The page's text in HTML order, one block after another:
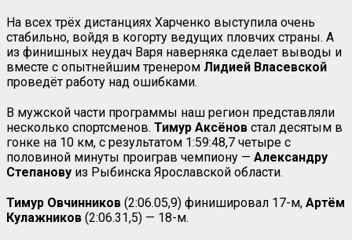
На всех трёх дистанциях Харченко выступила очень
стабильно, войдя в когорту ведущих пловчих страны. А
из финишных неудач Варя наверняка сделает выводы и
вместе с опытнейшим тренером Лидией Власевской
проведёт работу над ошибками.
В мужской части программы наш регион представляли
несколько спортсменов. Тимур Аксёнов стал десятым в
гонке на 10 км, с результатом 1:59:48,7 четыре с
половиной минуты проиграв чемпиону — Александру
Степанову из Рыбинска Ярославской области.
Тимур Овчинников (2:06.05,9) финишировал 17-м, Артём
Кулажников (2:06.31,5) — 18-м.